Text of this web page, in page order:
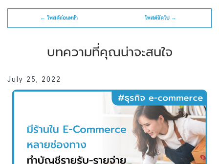
← โพสต์ก่อนหน้า โพสต์ถัดไป →
บทความที่คุณน่าจะสนใจ
July 25, 2022